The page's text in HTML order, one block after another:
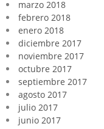
marzo 2018
febrero 2018
enero 2018
diciembre 2017
noviembre 2017
octubre 2017
septiembre 2017
agosto 2017
julio 2017
junio 2017